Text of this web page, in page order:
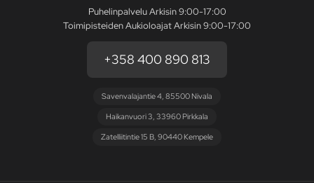
Puhelinpalvelu Arkisin 9:00-17:00
Toimipisteiden Aukioloajat Arkisin 9:00-17:00
+358 400 890 813
Savenvalajantie 4, 85500 Nivala
Haikanvuori 3, 33960 Pirkkala
Zatelliitintie 15 B, 90440 Kempele